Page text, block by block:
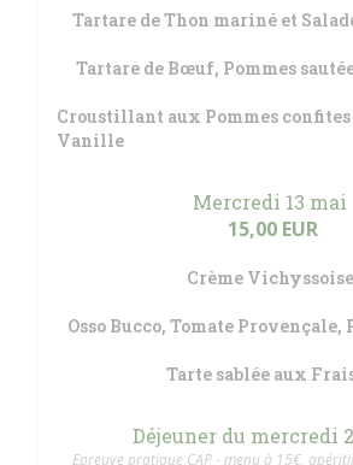
Tartare de Thon mariné et
Tartare de Bœuf, Pommes
Croustillant aux Pommes confites
Vanille
Mercredi 13 mai
15,00 EUR
Crème Vichyssoise
Osso Bucco, Tomate Provençale,
Tarte sablée aux
Déjeuner du mercredi
Epreuve pratique CAP - menu à 15€,